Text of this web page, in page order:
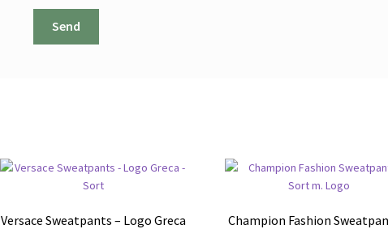
Versace Sweatpants – Logo Greca
Champion Fashion